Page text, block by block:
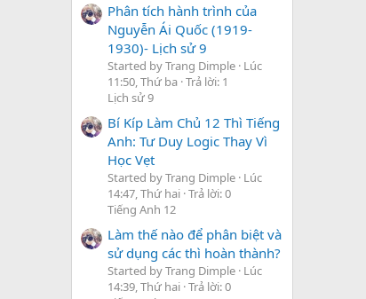
Phân tích hành trình của
Nguyễn Ái Quốc (1919-
1930)- Lịch sử 9
Started by Trang Dimple Lúc
11:50, Thứ ba Trả lời: 1
Lịch sử 9
Bí Kíp Làm Chủ 12 Thì Tiếng
Anh: Tư Duy Logic Thay Vì
Học Vẹt
Started by Trang Dimple Lúc
14:47, Thứ hai Trả lời: 0
Tiếng Anh 12
Làm thế nào để phân biệt và
sử dụng các thì hoàn thành?
Started by Trang Dimple Lúc
14:39, Thứ hai Trả lời: 0